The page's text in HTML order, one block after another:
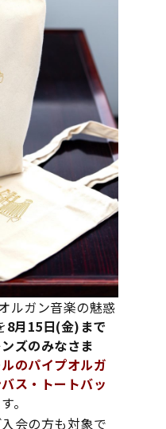
ルガン音楽の魅惑
8月15日(金)まで
ズのみなさま
のパイプオルガ
ス・トートバッ
。
会の方も対象で